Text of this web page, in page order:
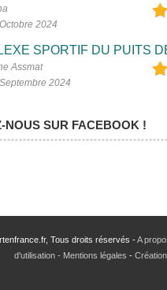
2024
SPORTIF DU PUITS
Assmat
2024
NOUS SUR FACEBOOK !
Tous droits réservés -A
d'utilisation - Mentions légales -